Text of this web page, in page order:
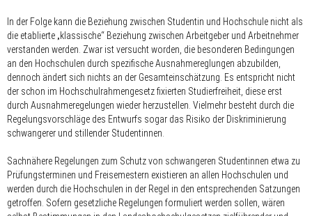
In der Folge kann die Beziehung zwischen Studentin und Hochschule nicht als
die etablierte „klassische“ Beziehung zwischen Arbeitgeber und Arbeitnehmer
verstanden werden. Zwar ist versucht worden, die besonderen Bedingungen
an den Hochschulen durch spezifische Ausnahmereglungen abzubilden,
dennoch ändert sich nichts an der Gesamteinschätzung. Es entspricht nicht
der schon im Hochschulrahmengesetz fixierten Studierfreiheit, diese erst
durch Ausnahmeregelungen wieder herzustellen. Vielmehr besteht durch die
Regelungsvorschläge des Entwurfs sogar das Risiko der Diskriminierung
schwangerer und stillender Studentinnen.
Sachnähere Regelungen zum Schutz von schwangeren Studentinnen etwa zu
Prüfungsterminen und Freisemestern existieren an allen Hochschulen und
werden durch die Hochschulen in der Regel in den entsprechenden Satzungen
getroffen. Sofern gesetzliche Regelungen formuliert werden sollen, wären